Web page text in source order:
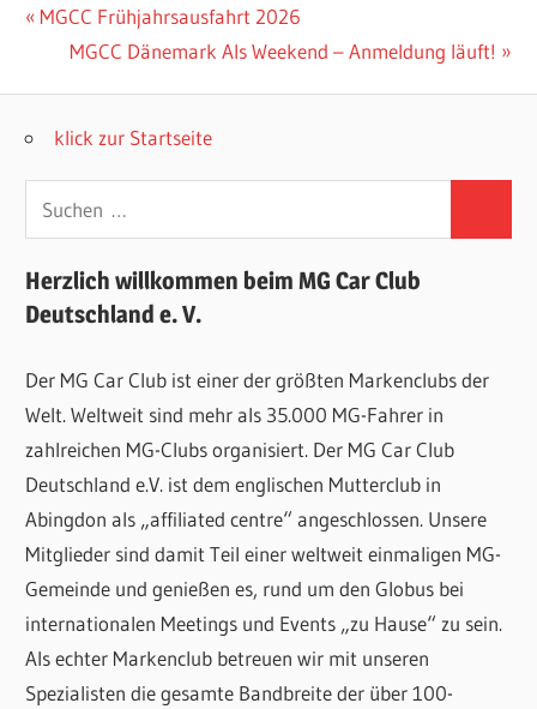
Beitragsnavigation
Vorheriger
Beitrag:
MGCC Frühjahrsausfahrt 2026
Nächster
MGCC Dänemark Als Weekend – Anmeldung läuft!
klick zur Startseite
Suchen
nach:
Herzlich willkommen beim MG Car Club
Deutschland e. V.
Der MG Car Club ist einer der größten Markenclubs der
Welt. Weltweit sind mehr als 35.000 MG-Fahrer in
zahlreichen MG-Clubs organisiert. Der MG Car Club
Deutschland e.V. ist dem englischen Mutterclub in
Abingdon als „affiliated centre“ angeschlossen. Unsere
Mitglieder sind damit Teil einer weltweit einmaligen MG-
Gemeinde und genießen es, rund um den Globus bei
internationalen Meetings und Events „zu Hause“ zu sein.
Als echter Markenclub betreuen wir mit unseren
Spezialisten die gesamte Bandbreite der über 100-